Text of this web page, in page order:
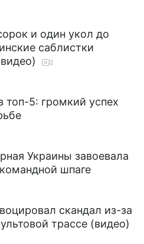
и один укол до
саблистки
5: громкий успех
Украины завоевала
шпаге
скандал из-за
трассе (видео)